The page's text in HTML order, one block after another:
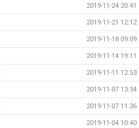
2019-11-24 20:41
2019-11-21 12:12
2019-11-18 09:09
2019-11-14 19:11
2019-11-11 12:53
2019-11-07 13:34
2019-11-07 11:36
2019-11-04 10:40